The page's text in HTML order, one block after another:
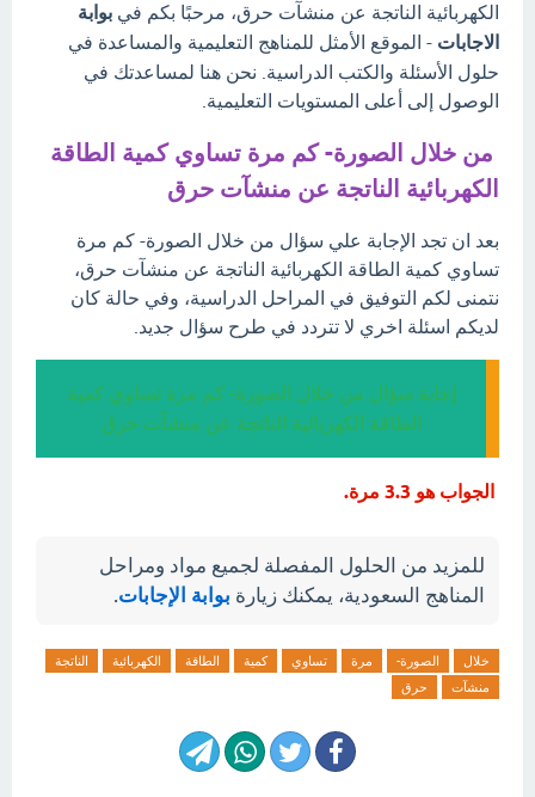
الكهربائية الناتجة عن منشآت حرق، مرحبًا بكم في بوابة
الاجابات - الموقع الأمثل للمناهج التعليمية والمساعدة في
حلول الأسئلة والكتب الدراسية. نحن هنا لمساعدتك في
الوصول إلى أعلى المستويات التعليمية.
من خلال الصورة- كم مرة تساوي كمية الطاقة
الكهربائية الناتجة عن منشآت حرق
بعد ان تجد الإجابة علي سؤال من خلال الصورة- كم مرة
تساوي كمية الطاقة الكهربائية الناتجة عن منشآت حرق،
نتمنى لكم التوفيق في المراحل الدراسية، وفي حالة كان
لديكم اسئلة اخري لا تتردد في طرح سؤال جديد.
إجابة سؤال من خلال الصورة- كم مرة تساوي كمية
الطاقة الكهربائية الناتجة عن منشآت حرق
الجواب هو 3.3 مرة.
للمزيد من الحلول المفصلة لجميع مواد ومراحل
المناهج السعودية، يمكنك زيارة بوابة الإجابات.
خلال الصورة- مرة تساوي كمية الطاقة الكهربائية
الناتجة
منشآت
حرق